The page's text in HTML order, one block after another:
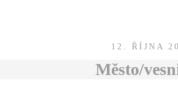
12. ŘÍJNA
Město/